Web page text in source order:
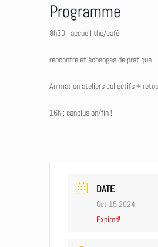
Programme
8h30 : accueil thé/café
rencontre et échanges de pratique
Animation ateliers collectifs +
16h : conclusion/fin !
DATE
Oct 15 2024
Expired!